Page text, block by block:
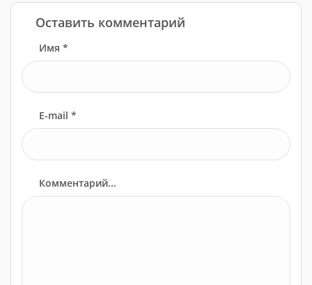
Оставить комментарий
Имя *
E-mail *
Комментарий...